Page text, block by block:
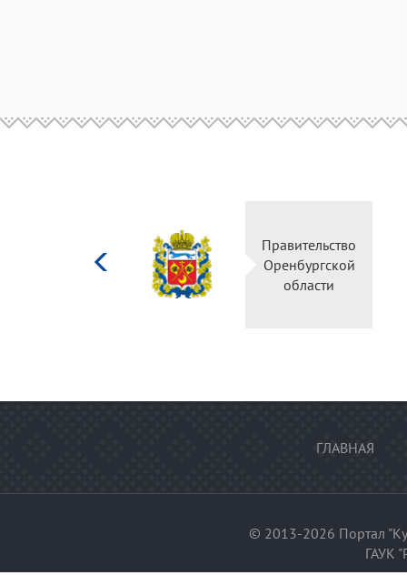
Правительство
Оренбургской
области
ГЛАВНАЯ
© 2013-2026 Портал
ГАУК